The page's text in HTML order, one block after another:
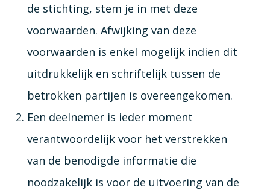
de stichting, stem je in met deze
voorwaarden. Afwijking van deze
voorwaarden is enkel mogelijk indien dit
uitdrukkelijk en schriftelijk tussen de
betrokken partijen is overeengekomen.
Een deelnemer is ieder moment
verantwoordelijk voor het verstrekken
van de benodigde informatie die
noodzakelijk is voor de uitvoering van de